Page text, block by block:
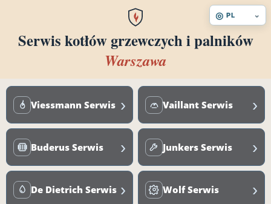
Serwis kotłów grzewczych i palników
Warszawa
Viessmann Serwis › Vaillant Serwis ›
Buderus Serwis › Junkers Serwis ›
De Dietrich Serwis › Wolf Serwis ›
◎ PL ⌄